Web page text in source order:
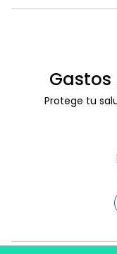
Gastos
Protege tu